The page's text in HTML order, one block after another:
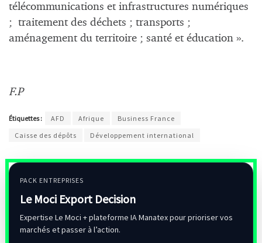
télécommunications et infrastructures numériques
; traitement des déchets ; transports ;
aménagement du territoire ; santé et éducation ».
F.P
Étiquettes : AFD Afrique
Business France
Caisse des dépôts
Développement international
PACK ENTREPRISES
Le Moci Export Decision
Expertise Le Moci + plateforme IA Manatex pour prioriser vos
marchés et passer à l’action.